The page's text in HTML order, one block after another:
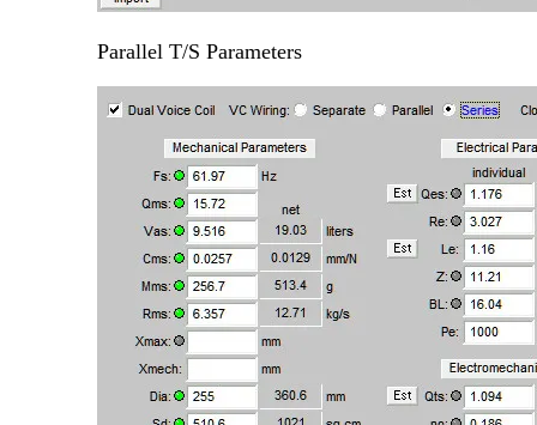
Parallel T/S Parameters